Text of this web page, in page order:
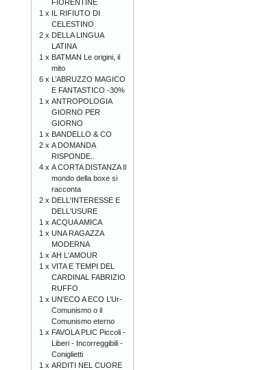
FIORENTINE
1 x IL RIFIUTO DI
CELESTINO
2 x DELLA LINGUA
LATINA
1 x BATMAN Le origini, il
mito
6 x L’ABRUZZO MAGICO
E FANTASTICO -30%
1 x ANTROPOLOGIA
GIORNO PER
GIORNO
1 x BANDELLO & CO
2 x A DOMANDA
RISPONDE..
4 x A CORTA DISTANZA Il
mondo della boxe si
racconta
2 x DELL'INTERESSE E
DELL'USURE
1 x ACQUA AMICA
1 x UNA RAGAZZA
MODERNA
1 x AH L'AMOUR
1 x VITA E TEMPI DEL
CARDINAL FABRIZIO
RUFFO
1 x UN'ECO A ECO L’Ur-
Comunismo o il
Comunismo eterno
1 x FAVOLA PLIC Piccoli -
Liberi - Incorreggibili -
Coniglietti
1 x ARDITI NEL CUORE